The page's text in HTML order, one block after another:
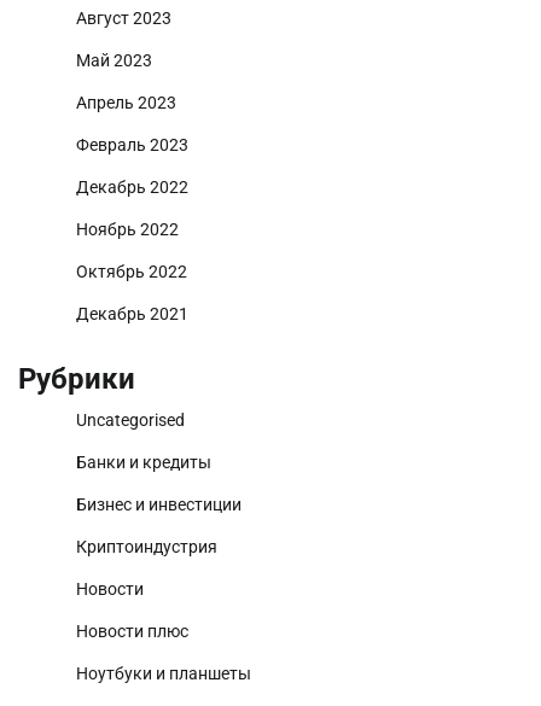
Август 2023
Май 2023
Апрель 2023
Февраль 2023
Декабрь 2022
Ноябрь 2022
Октябрь 2022
Декабрь 2021
Рубрики
Uncategorised
Банки и кредиты
Бизнес и инвестиции
Криптоиндустрия
Новости
Новости плюс
Ноутбуки и планшеты